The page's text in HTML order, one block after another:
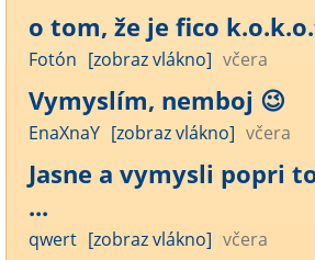
o tom, že je fico
Fotón [zobraz vlákno] včera
Vymyslím, nemboj 😉
EnaXnaY [zobraz vlákno] včera
Jasne a vymysli popri
...
qwert [zobraz vlákno] včera